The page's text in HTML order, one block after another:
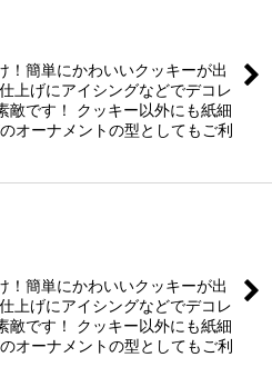
！簡単にかわいいクッキーが出
上げにアイシングなどでデコレ
敵です！ クッキー以外にも紙細
オーナメントの型としてもご利
！簡単にかわいいクッキーが出
上げにアイシングなどでデコレ
敵です！ クッキー以外にも紙細
オーナメントの型としてもご利